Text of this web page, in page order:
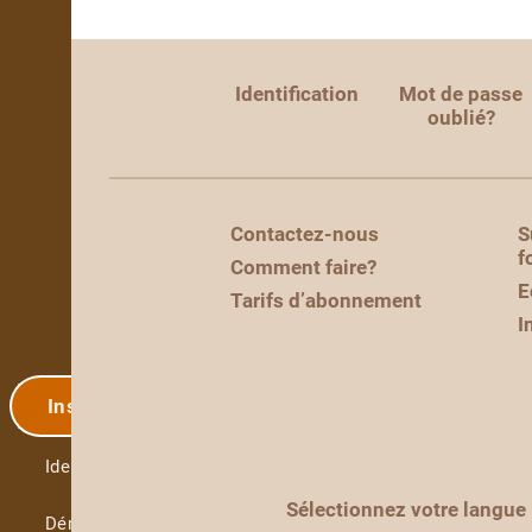
Inscription
Identification
Démo
Identification
Mot de passe
oublié?
Contactez-nous
Comment faire?
Tarifs d’abonnement
Sélectionnez votre langue